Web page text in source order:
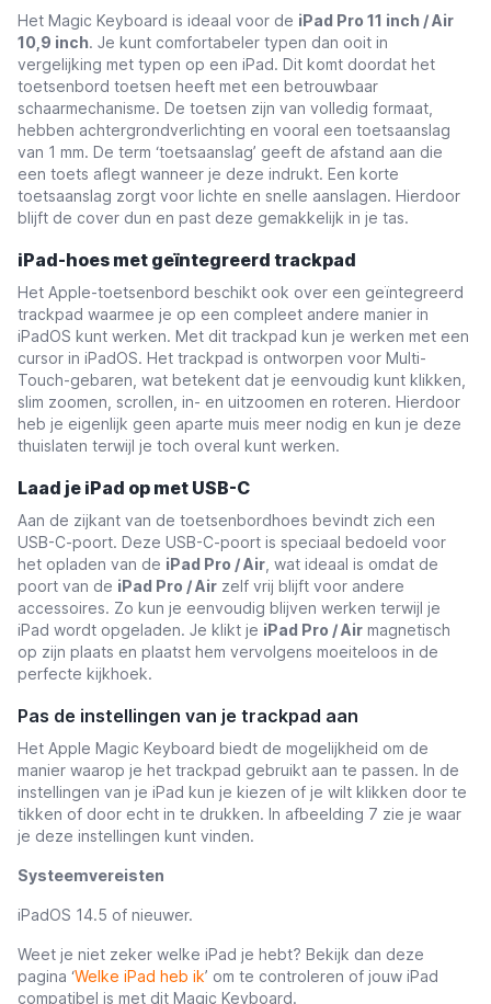
Het Magic Keyboard is ideaal voor de iPad Pro 11 inch / Air
10,9 inch. Je kunt comfortabeler typen dan ooit in
vergelijking met typen op een iPad. Dit komt doordat het
toetsenbord toetsen heeft met een betrouwbaar
schaarmechanisme. De toetsen zijn van volledig formaat,
hebben achtergrondverlichting en vooral een toetsaanslag
van 1 mm. De term ‘toetsaanslag’ geeft de afstand aan die
een toets aflegt wanneer je deze indrukt. Een korte
toetsaanslag zorgt voor lichte en snelle aanslagen. Hierdoor
blijft de cover dun en past deze gemakkelijk in je tas.
iPad-hoes met geïntegreerd trackpad
Het Apple-toetsenbord beschikt ook over een geïntegreerd
trackpad waarmee je op een compleet andere manier in
iPadOS kunt werken. Met dit trackpad kun je werken met een
cursor in iPadOS. Het trackpad is ontworpen voor Multi-
Touch-gebaren, wat betekent dat je eenvoudig kunt klikken,
slim zoomen, scrollen, in- en uitzoomen en roteren. Hierdoor
heb je eigenlijk geen aparte muis meer nodig en kun je deze
thuislaten terwijl je toch overal kunt werken.
Laad je iPad op met USB-C
Aan de zijkant van de toetsenbordhoes bevindt zich een
USB-C-poort. Deze USB-C-poort is speciaal bedoeld voor
het opladen van de iPad Pro / Air , wat ideaal is omdat de
poort van de iPad Pro / Air zelf vrij blijft voor andere
accessoires. Zo kun je eenvoudig blijven werken terwijl je
iPad wordt opgeladen. Je klikt je iPad Pro / Air magnetisch
op zijn plaats en plaatst hem vervolgens moeiteloos in de
perfecte kijkhoek.
Pas de instellingen van je trackpad aan
Het Apple Magic Keyboard biedt de mogelijkheid om de
manier waarop je het trackpad gebruikt aan te passen. In de
instellingen van je iPad kun je kiezen of je wilt klikken door te
tikken of door echt in te drukken. In afbeelding 7 zie je waar
je deze instellingen kunt vinden.
Systeemvereisten
iPadOS 14.5 of nieuwer.
Weet je niet zeker welke iPad je hebt? Bekijk dan deze
pagina ‘Welke iPad heb ik’ om te controleren of jouw iPad
compatibel is met dit Magic Keyboard.